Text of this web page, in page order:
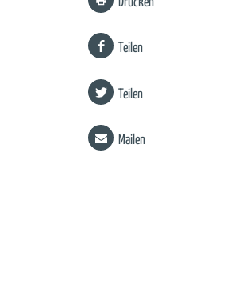
Drucken
Teilen
Teilen
Mailen